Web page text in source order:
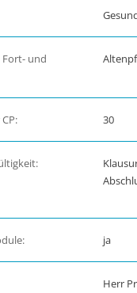
Fort- und
30
ja
Herr